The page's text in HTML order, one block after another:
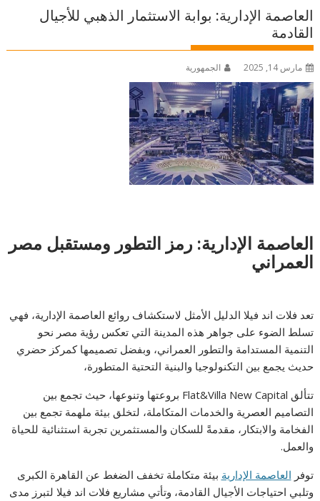
العاصمة الإدارية: بوابة الاستثمار الذهبي للأجيال
القادمة
مارس 14, 2025 الجمهورية
العاصمة الإدارية: رمز التطور ومستقبل مصر
العمراني
تعد فلات اند فيلا الدليل الأمثل لاستكشاف روائع العاصمة الإدارية، فهي
تسلط الضوء على جواهر هذه المدينة التي تعكس رؤية مصر نحو
التنمية المستدامة والتطور العمراني، وبفضل تصميمها كمركز حضري
حديث يجمع بين التكنولوجيا والبنية التحتية المتطورة،
تتألق Flat&Villa New Capital بروعتها وتنوعها، حيث تجمع بين
التصاميم العصرية والخدمات المتكاملة، لتخلق بيئة ملهمة تجمع بين
الفخامة والابتكار، مقدمةً للسكان والمستثمرين تجربة استثنائية للحياة
والعمل.
توفر العاصمة الإدارية بيئة متكاملة تخفف الضغط عن القاهرة الكبرى
وتلبي احتياجات الأجيال القادمة، وتأتي مشاريع فلات اند فيلا لتبرز مدى